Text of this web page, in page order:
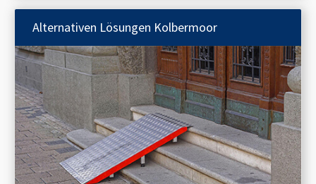
Alternativen Lösungen Kolbermoor